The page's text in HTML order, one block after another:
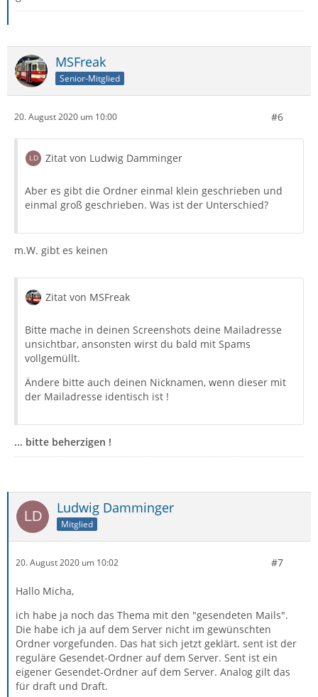
MSFreak
Senior-Mitglied
20. August 2020 um 10:00 #6
Zitat von Ludwig Damminger
Aber es gibt die Ordner einmal klein geschrieben und
einmal groß geschrieben. Was ist der Unterschied?
m.W. gibt es keinen
Zitat von MSFreak
Bitte mache in deinen Screenshots deine Mailadresse
unsichtbar, ansonsten wirst du bald mit Spams
vollgemüllt.
Ändere bitte auch deinen Nicknamen, wenn dieser mit
der Mailadresse identisch ist !
... bitte beherzigen !
Ludwig Damminger
Mitglied
20. August 2020 um 10:02 #7
Hallo Micha,
ich habe ja noch das Thema mit den "gesendeten Mails".
Die habe ich ja auf dem Server nicht im gewünschten
Ordner vorgefunden. Das hat sich jetzt geklärt. sent ist der
reguläre Gesendet-Ordner auf dem Server. Sent ist ein
eigener Gesendet-Ordner auf dem Server. Analog gilt das
für draft und Draft.